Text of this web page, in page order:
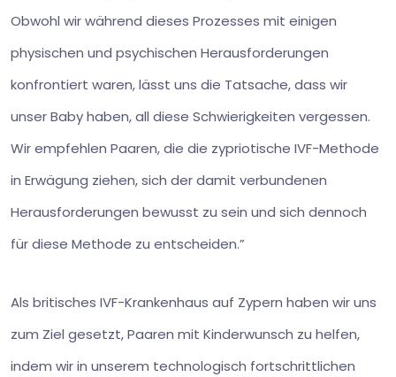
Obwohl wir während dieses Prozesses mit einigen
physischen und psychischen Herausforderungen
konfrontiert waren, lässt uns die Tatsache, dass wir
unser Baby haben, all diese Schwierigkeiten vergessen.
Wir empfehlen Paaren, die die zypriotische IVF-Methode
in Erwägung ziehen, sich der damit verbundenen
Herausforderungen bewusst zu sein und sich dennoch
für diese Methode zu entscheiden.”
Als britisches IVF-Krankenhaus auf Zypern haben wir uns
zum Ziel gesetzt, Paaren mit Kinderwunsch zu helfen,
indem wir in unserem technologisch fortschrittlichen